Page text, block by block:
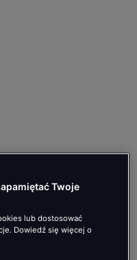
Twoje
lub dostosować
Dowiedź się więcej o